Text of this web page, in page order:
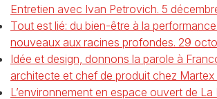
Entretien avec Ivan Petrovich. 5
Tout est lié: du bien-être à la performance.
nouveaux aux racines profondes. 29
Idée et design, donnons la parole à
architecte et chef de produit chez Martex
L’environnement en espace ouvert de La